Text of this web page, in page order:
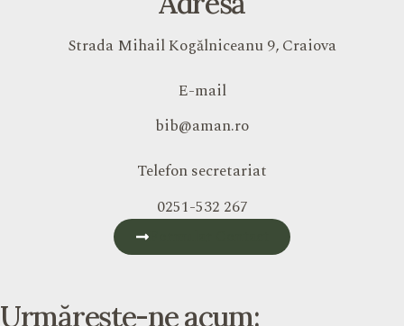
Strada Mihail Kogălniceanu 9, Craiova
E-mail
bib@aman.ro
Telefon secretariat
0251-532 267
Urmărește-ne acum: